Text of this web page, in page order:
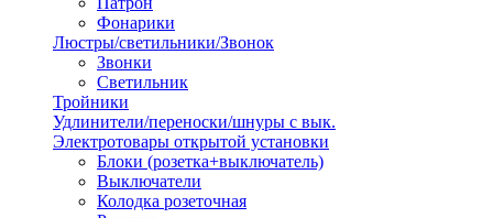
Фонарики
Люстры/светильники/Звонок
Звонки
Светильник
Тройники
Удлинители/переноски/шнуры с вык.
Электротовары открытой установки
Блоки (розетка+выключатель)
Выключатели
Колодка розеточная